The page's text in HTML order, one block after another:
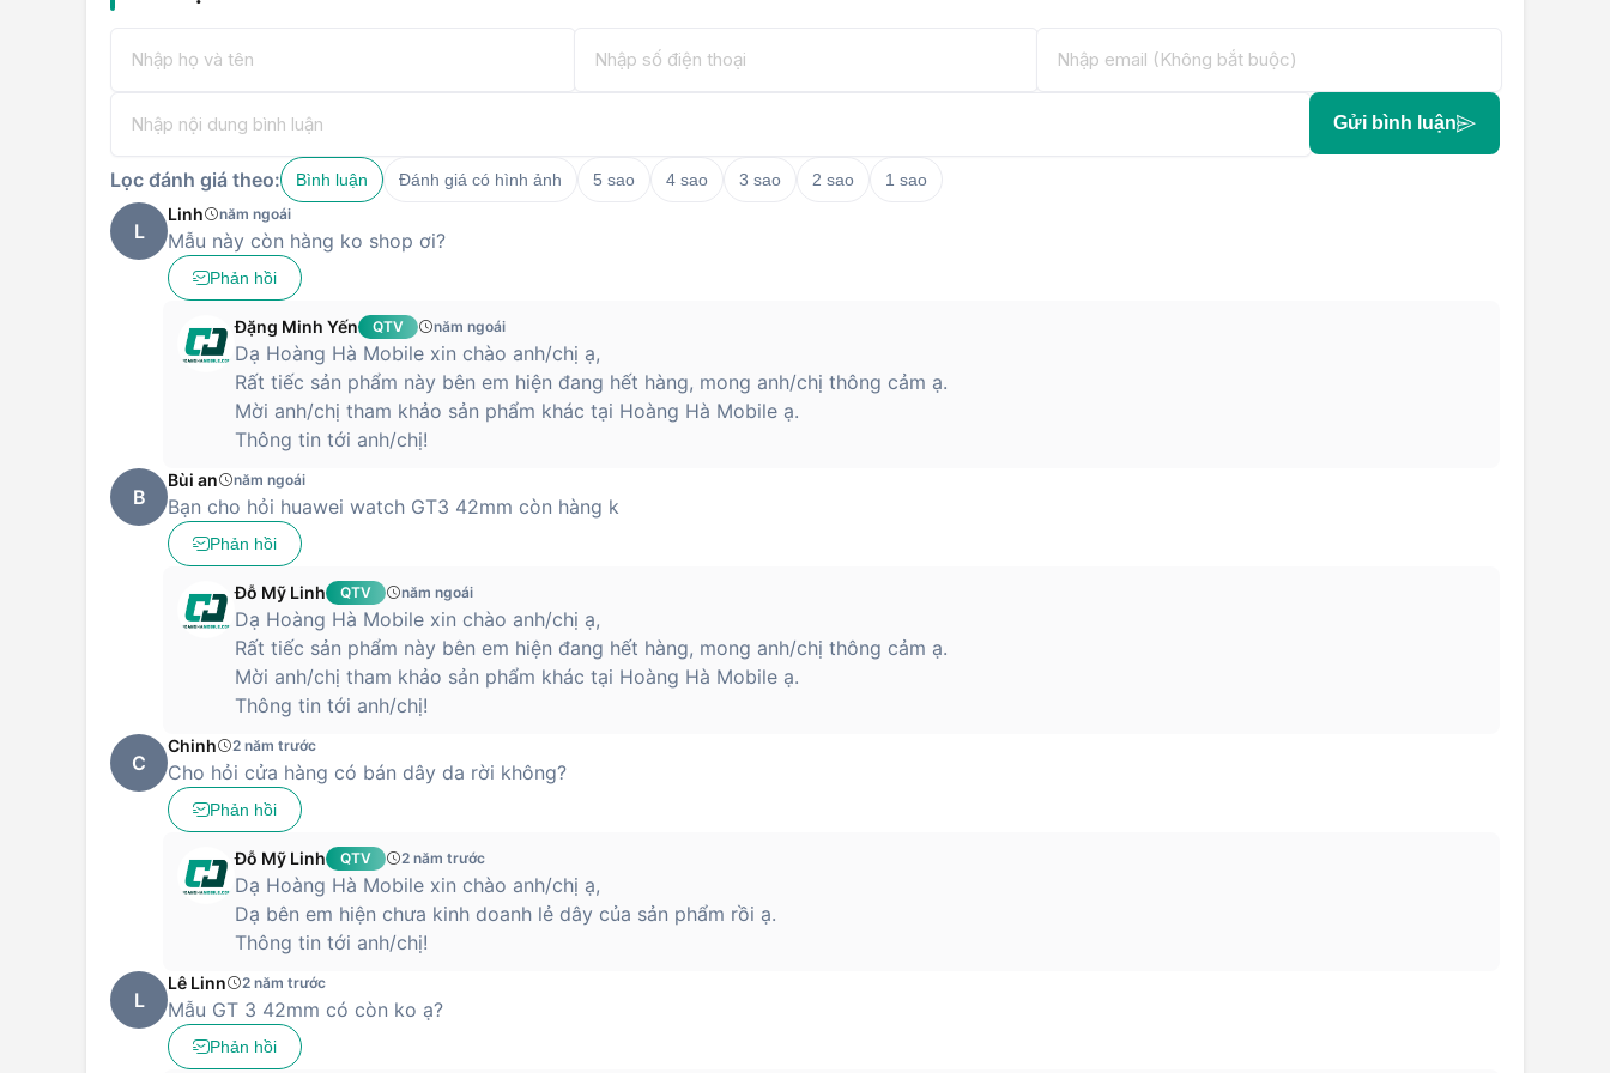
cũng hỗ trợ bạn cập nhật các thông tin hàng ngày cần thiết như dự báo thời tiết.
nhận được mức giá tốt nhất thị trường.
Gửi bình luận
Lọc đánh giá theo: Bình luận Đánh giá có hình ảnh 5 sao 4 sao 3 sao 2 sao 1 sao
L
Linh năm ngoái
Mẫu này còn hàng ko shop ơi?
Phản hồi
Đặng Minh Yến QTV năm ngoái
Dạ Hoàng Hà Mobile xin chào anh/chị ạ,
Rất tiếc sản phẩm này bên em hiện đang hết hàng, mong anh/chị thông cảm ạ.
Mời anh/chị tham khảo sản phẩm khác tại Hoàng Hà Mobile ạ.
Thông tin tới anh/chị!
B
Bùi an năm ngoái
Bạn cho hỏi huawei watch GT3 42mm còn hàng k
Phản hồi
Đỗ Mỹ Linh QTV năm ngoái
Dạ Hoàng Hà Mobile xin chào anh/chị ạ,
Rất tiếc sản phẩm này bên em hiện đang hết hàng, mong anh/chị thông cảm ạ.
Mời anh/chị tham khảo sản phẩm khác tại Hoàng Hà Mobile ạ.
Thông tin tới anh/chị!
C
Chinh 2 năm trước
Cho hỏi cửa hàng có bán dây da rời không?
Phản hồi
Đỗ Mỹ Linh QTV 2 năm trước
Dạ Hoàng Hà Mobile xin chào anh/chị ạ,
Dạ bên em hiện chưa kinh doanh lẻ dây của sản phẩm rồi ạ.
Thông tin tới anh/chị!
L
Lê Linn 2 năm trước
Mẫu GT 3 42mm có còn ko ạ?
Phản hồi